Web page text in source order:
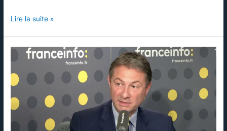
Lire la suite »